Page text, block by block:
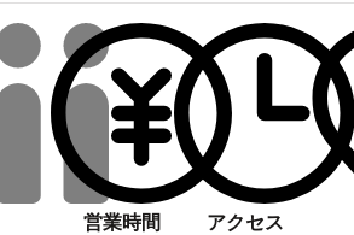
営業時間 アクセス